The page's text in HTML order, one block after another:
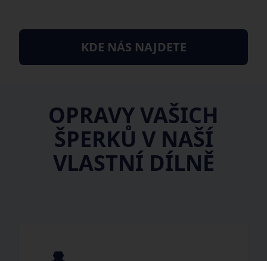
KDE NÁS NAJDETE
OPRAVY VAŠICH
ŠPERKŮ V NAŠÍ
VLASTNÍ DÍLNĚ